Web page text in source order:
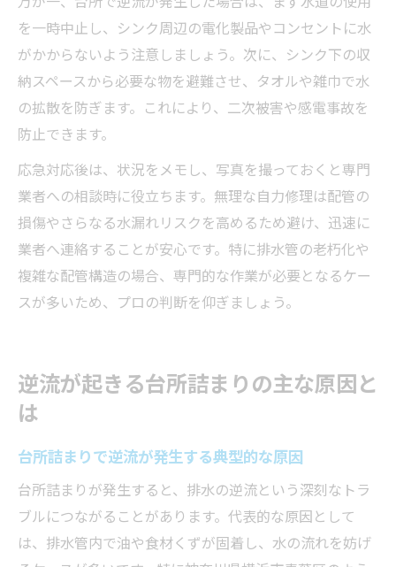
を一時中止し、シンク周辺の電化製品やコンセントに水
がかからないよう注意しましょう。次に、シンク下の収
納スペースから必要な物を避難させ、タオルや雑巾で水
の拡散を防ぎます。これにより、二次被害や感電事故を
防止できます。
応急対応後は、状況をメモし、写真を撮っておくと専門
業者への相談時に役立ちます。無理な自力修理は配管の
損傷やさらなる水漏れリスクを高めるため避け、迅速に
業者へ連絡することが安心です。特に排水管の老朽化や
複雑な配管構造の場合、専門的な作業が必要となるケー
スが多いため、プロの判断を仰ぎましょう。
逆流が起きる台所詰まりの主な原因と
は
台所詰まりで逆流が発生する典型的な原因
台所詰まりが発生すると、排水の逆流という深刻なトラ
ブルにつながることがあります。代表的な原因として
は、排水管内で油や食材くずが固着し、水の流れを妨げ